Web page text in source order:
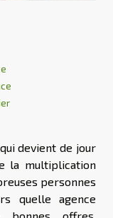
devient de jour
la multiplication
personnes
quelle agence